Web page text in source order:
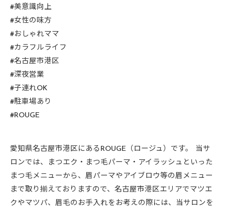
#美意識向上
#女性の味方
#おしゃれママ
#カラフルライフ
#名古屋市港区
#深夜営業
#子連れOK
#駐車場あり
#ROUGE
愛知県名古屋市港区にあるROUGE（ロージュ）です。 当サ
ロンでは、まつエク・まつ毛パーマ・アイラッシュといった
まつ毛メニューから、眉パーマやアイブロウ等の眉メニュー
まで取り揃えておりますので、名古屋市港区エリアでマツエ
クやマツパ、眉毛のお手入れをお考えの際には、当サロンを